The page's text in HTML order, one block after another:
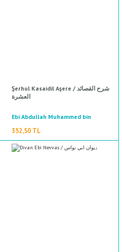
Şerhul Kasaidil Aşere / شرح القصائد
العشرة
Ebi Abdullah Muhammed bin
Abdullah El Hatib Et Tebrizi / أبي عبد
الله محمد بن عبد الله الخطيب التبريزي
352,50 TL